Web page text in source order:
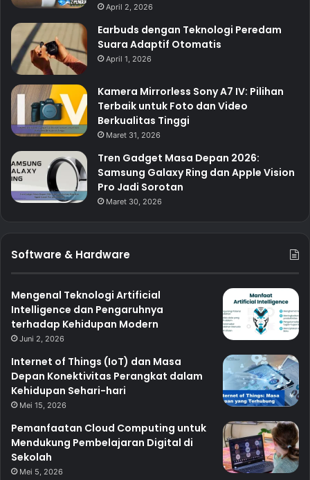
April 2, 2026
Earbuds dengan Teknologi Peredam
Suara Adaptif Otomatis
April 1, 2026
Kamera Mirrorless Sony A7 IV: Pilihan
Terbaik untuk Foto dan Video
Berkualitas Tinggi
Maret 31, 2026
Tren Gadget Masa Depan 2026:
Samsung Galaxy Ring dan Apple Vision
Pro Jadi Sorotan
Maret 30, 2026
Software & Hardware
Mengenal Teknologi Artificial
Intelligence dan Pengaruhnya
terhadap Kehidupan Modern
Juni 2, 2026
Internet of Things (IoT) dan Masa
Depan Konektivitas Perangkat dalam
Kehidupan Sehari-hari
Mei 15, 2026
Pemanfaatan Cloud Computing untuk
Mendukung Pembelajaran Digital di
Sekolah
Mei 5, 2026